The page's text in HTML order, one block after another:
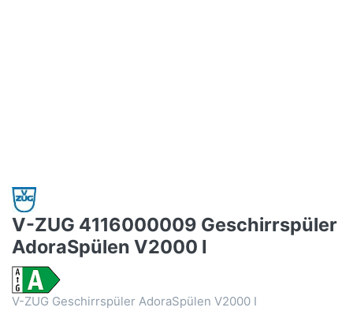
V-ZUG 4116000009 Geschirrspüler
AdoraSpülen V2000 I
V-ZUG Geschirrspüler AdoraSpülen V2000 I